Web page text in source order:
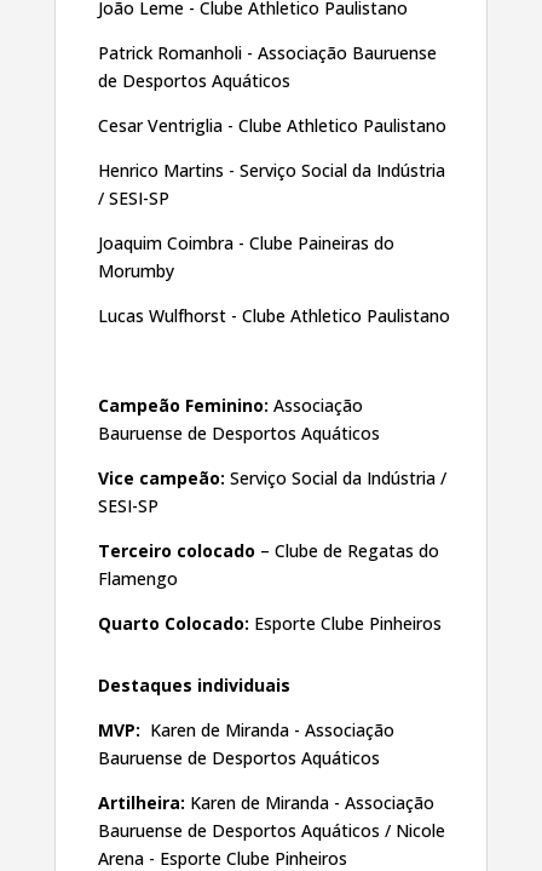
João Leme - Clube Athletico Paulistano
Patrick Romanholi - Associação Bauruense
de Desportos Aquáticos
Cesar Ventriglia - Clube Athletico Paulistano
Henrico Martins - Serviço Social da Indústria
/ SESI-SP
Joaquim Coimbra - Clube Paineiras do
Morumby
Lucas Wulfhorst - Clube Athletico Paulistano
Campeão Feminino: Associação
Bauruense de Desportos Aquáticos
Vice campeão: Serviço Social da Indústria /
SESI-SP
Terceiro colocado – Clube de Regatas do
Flamengo
Quarto Colocado: Esporte Clube Pinheiros
Destaques individuais
MVP: Karen de Miranda - Associação
Bauruense de Desportos Aquáticos
Artilheira: Karen de Miranda - Associação
Bauruense de Desportos Aquáticos / Nicole
Arena - Esporte Clube Pinheiros